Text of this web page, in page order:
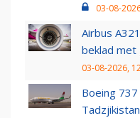
03-08-
Airbus
beklad
03-08-2026,
Boeing